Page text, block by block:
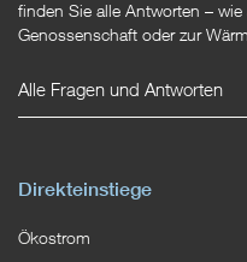
finden Sie alle Antworten –
Genossenschaft oder zur
Alle Fragen und Antworten
Direkteinstiege
Ökostrom